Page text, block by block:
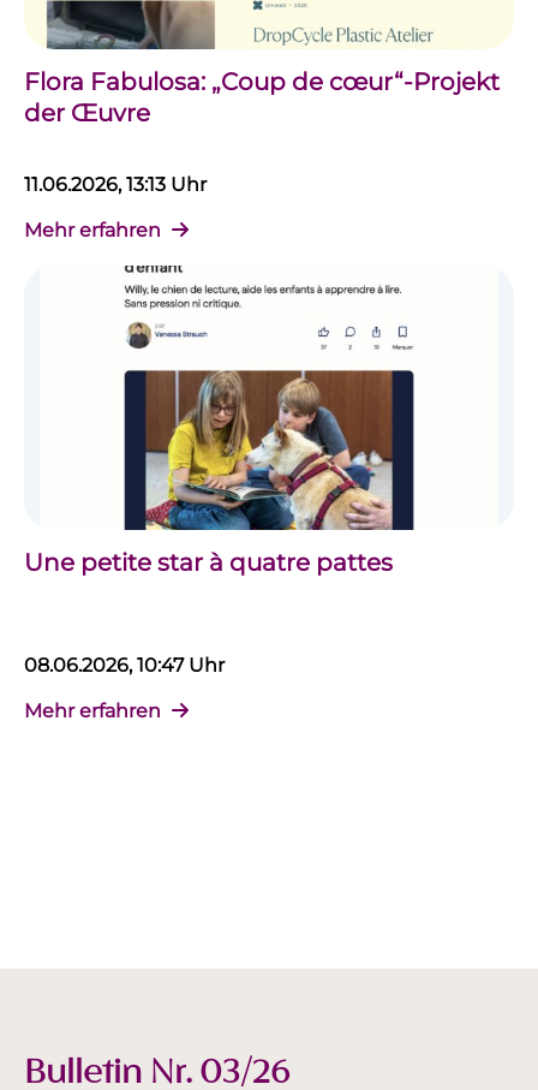
Flora Fabulosa: „Coup de cœur“-Projekt
der Œuvre
11.06.2026, 13:13 Uhr
Mehr erfahren
Une petite star à quatre pattes
08.06.2026, 10:47 Uhr
Mehr erfahren
Bulletin Nr. 03/26